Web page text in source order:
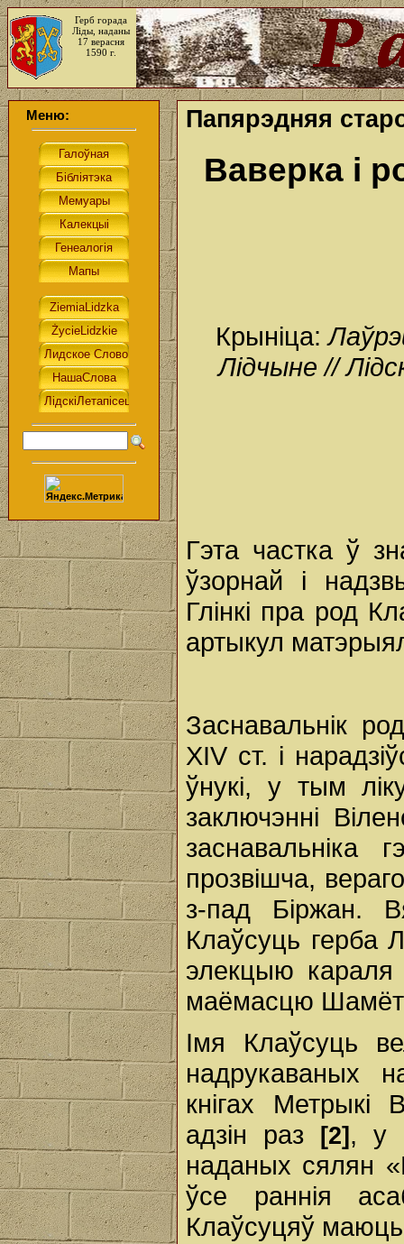
Герб горада
Ліды, наданы
17 верасня
1590 г.
Меню: Папярэдняя
Ваверка і
Крыніца:
Лідчыне //
Гэта частка ў
ўзорнай і
Глінкі пра род
артыкул
Заснавальнік
XIV ст. і
ўнукі, у тым
заключэнні
заснавальніка
прозвішча,
з-пад Біржан.
Клаўсуць герба
элекцыю караля
маёмасцю
Імя Клаўсуць
надрукаваных
кнігах Метрыкі
адзін раз
[2] , у
наданых сялян
ўсе раннія
Клаўсуцяў